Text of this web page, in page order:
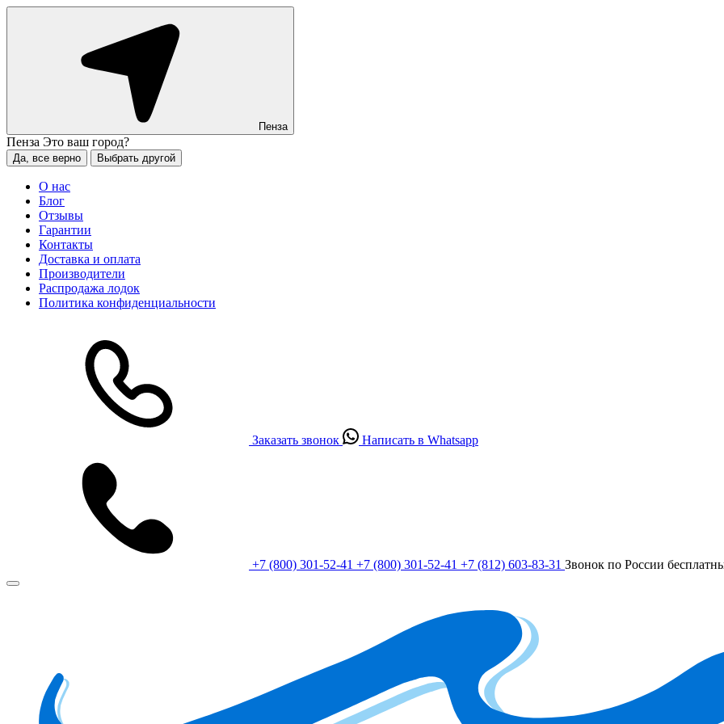
Пенза
Пенза Это ваш город?
Да, все верно Выбрать другой
О нас
Блог
Отзывы
Гарантии
Контакты
Доставка и оплата
Производители
Распродажа лодок
Политика конфиденциальности
Заказать звонок Написать в Whatsapp
+7 (800) 301-52-41 +7 (800) 301-52-41 +7 (812) 603-83-31 Звонок по России